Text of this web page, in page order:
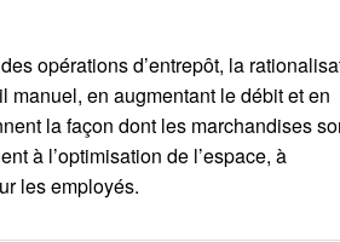
opérations d’entrepôt, la
manuel, en augmentant le débit et en
la façon dont les marchandises
à l’optimisation de l’espace, à
les employés.